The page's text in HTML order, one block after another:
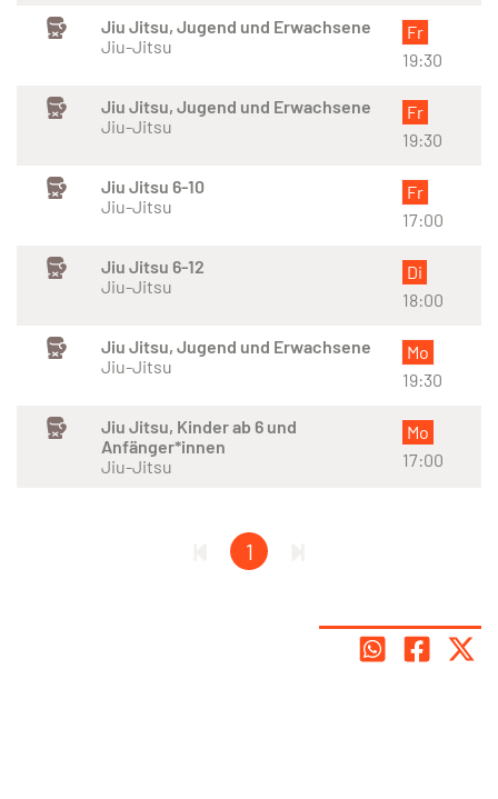
Jiu Jitsu, Jugend und Erwachsene
Jiu-Jitsu
Fr
19:30
Jiu Jitsu, Jugend und Erwachsene
Jiu-Jitsu
Fr
19:30
Jiu Jitsu 6-10
Jiu-Jitsu
Fr
17:00
Jiu Jitsu 6-12
Jiu-Jitsu
Di
18:00
Jiu Jitsu, Jugend und Erwachsene
Jiu-Jitsu
Mo
19:30
Jiu Jitsu, Kinder ab 6 und
Anfänger*innen
Jiu-Jitsu
Mo
17:00
1